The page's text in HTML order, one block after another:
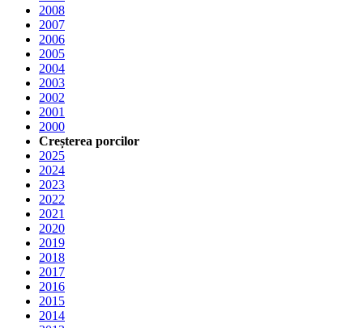
2008
2007
2006
2005
2004
2003
2002
2001
2000
Creșterea porcilor
2025
2024
2023
2022
2021
2020
2019
2018
2017
2016
2015
2014